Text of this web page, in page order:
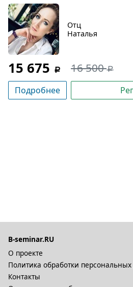
Отц
Наталья
15 675 16 500
Подробнее
B-seminar.RU
О проекте
Политика обработки
Контакты